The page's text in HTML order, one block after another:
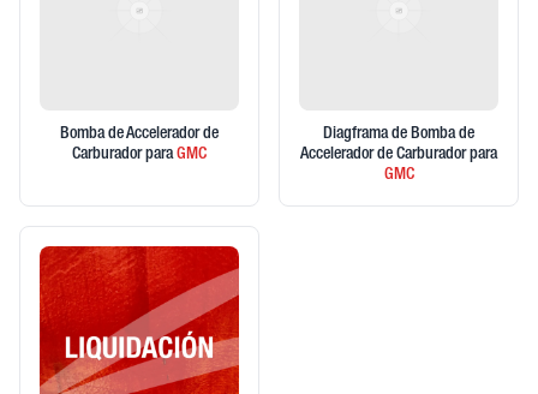
Bomba de Accelerador de
Carburador paraGMC
Diagframa de Bomba de
Accelerador de Carburador para
GMC